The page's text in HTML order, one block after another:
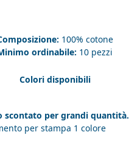
100% cotone
ordinabile: 10 pezzi
Colori disponibili
scontato per grandi quantità.
per stampa 1 colore